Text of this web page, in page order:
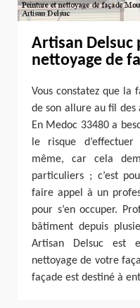
Artisan Delsuc
nettoyage de
Vous constatez que la
de son allure au fil des
En Medoc 33480 a
le risque
même, car cela
particuliers ; c’est
faire appel à un
pour s’en occuper.
bâtiment depuis
Artisan Delsuc est
nettoyage de votre
façade est destiné à